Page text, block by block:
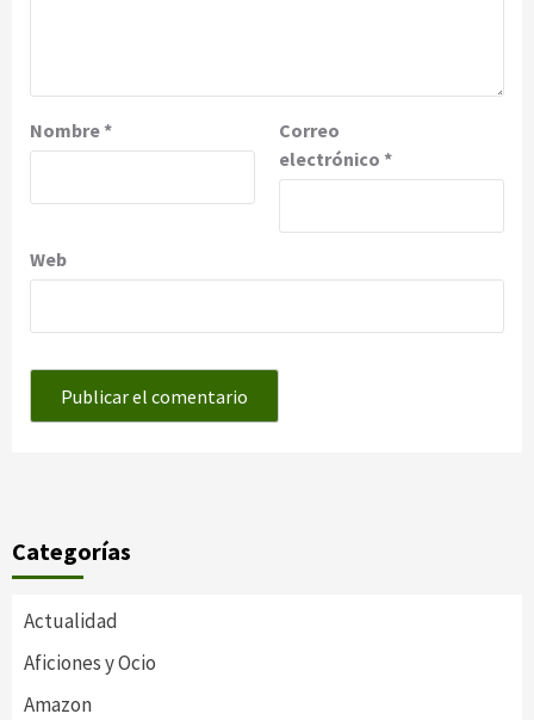
Nombre*
Correo
electrónico *
Web
Categorías
Actualidad
Aficiones y Ocio
Amazon